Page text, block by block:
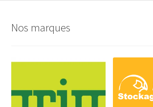
Nos marques